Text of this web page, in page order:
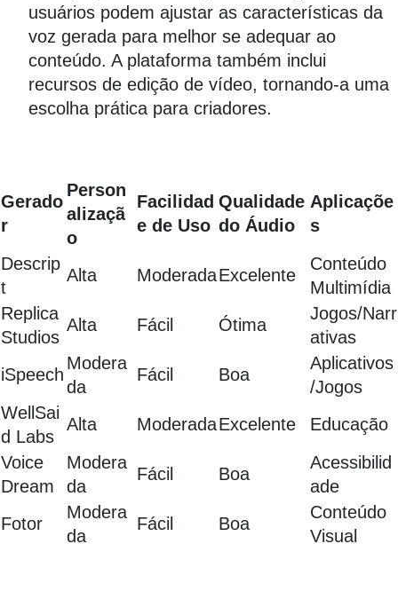
usuários podem ajustar as características da
voz gerada para melhor se adequar ao
conteúdo. A plataforma também inclui
recursos de edição de vídeo, tornando-a uma
escolha prática para criadores.
Gerado
r
Person
alizaçã
o
Facilidad
e de Uso
Qualidade
do Áudio
Aplicaçõe
s
Descrip
t
Alta ModeradaExcelente
Conteúdo
Multimídia
Replica
Studios
Alta Fácil Ótima
Jogos/Narr
ativas
iSpeech
Modera
da
Fácil Boa
Aplicativos
/Jogos
WellSai
d Labs
Alta ModeradaExcelente
Educação
Voice
Dream
Modera
da
Fácil Boa
Acessibilid
ade
Fotor
Modera
da
Fácil Boa
Conteúdo
Visual